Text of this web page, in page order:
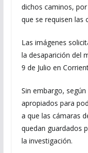
dichos caminos,
que se requisen las
Las imágenes
la desaparición del
9 de Julio en
Sin embargo,
apropiados para
a que las cámaras
quedan guardados
la investigación.